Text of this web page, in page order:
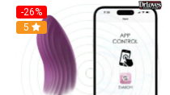
-26%
Hot
5